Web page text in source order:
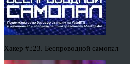
Хакер #323. Беспроводной самопал